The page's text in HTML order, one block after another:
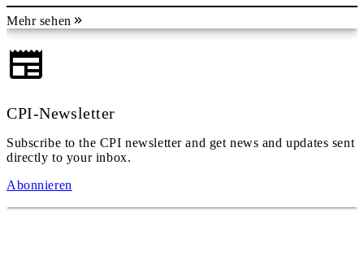
Mehr sehen
CPI-Newsletter
Subscribe to the CPI newsletter and get news and updates sent
directly to your inbox.
Abonnieren